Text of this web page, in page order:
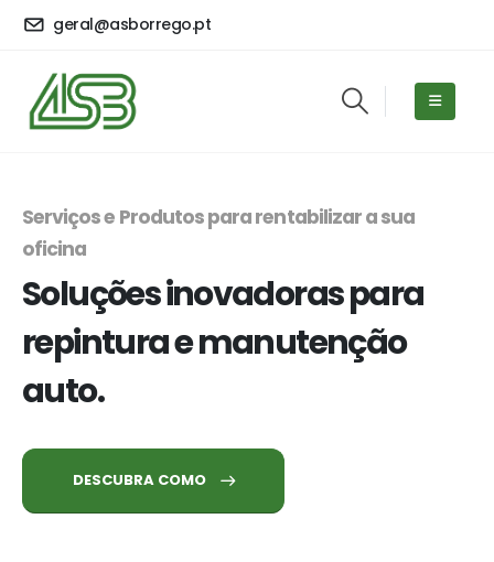
geral@asborrego.pt
Serviços e Produtos para rentabilizar a sua
oficina
Soluções inovadoras para
repintura e manutenção
auto.
DESCUBRA COMO